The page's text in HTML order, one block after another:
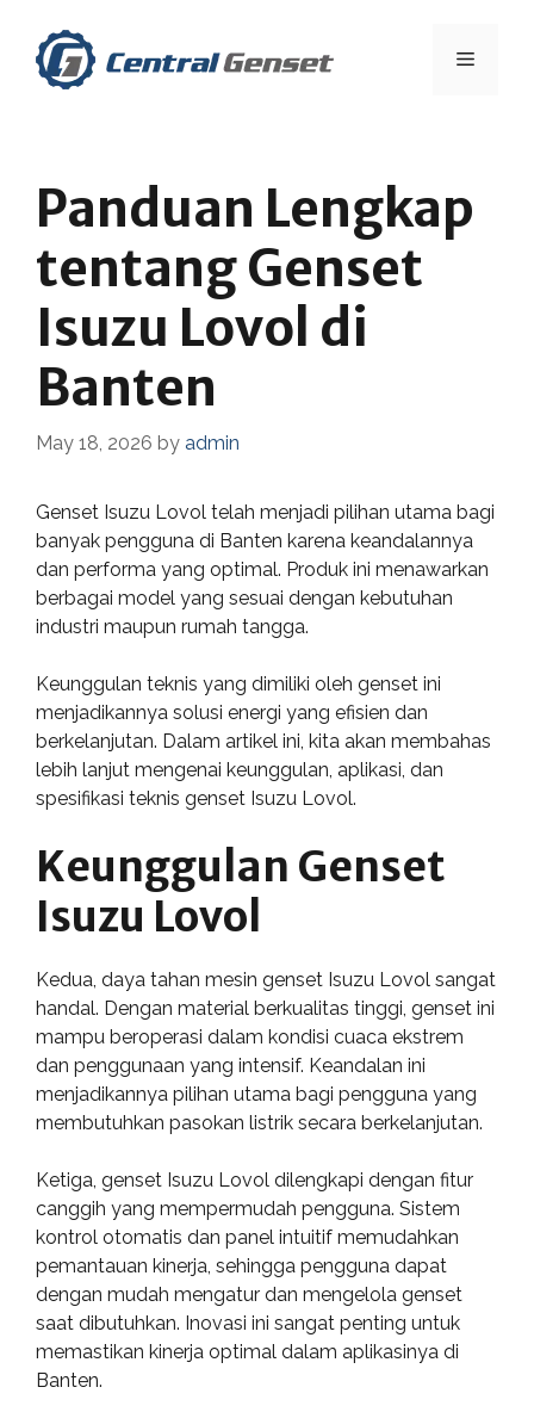
content
Menu
Panduan Lengkap
tentang Genset
Isuzu Lovol di
Banten
May 18, 2026 by admin
Genset Isuzu Lovol telah menjadi pilihan utama bagi
banyak pengguna di Banten karena keandalannya
dan performa yang optimal. Produk ini menawarkan
berbagai model yang sesuai dengan kebutuhan
industri maupun rumah tangga.
Keunggulan teknis yang dimiliki oleh genset ini
menjadikannya solusi energi yang efisien dan
berkelanjutan. Dalam artikel ini, kita akan membahas
lebih lanjut mengenai keunggulan, aplikasi, dan
spesifikasi teknis genset Isuzu Lovol.
Keunggulan Genset
Isuzu Lovol
Kedua, daya tahan mesin genset Isuzu Lovol sangat
handal. Dengan material berkualitas tinggi, genset ini
mampu beroperasi dalam kondisi cuaca ekstrem
dan penggunaan yang intensif. Keandalan ini
menjadikannya pilihan utama bagi pengguna yang
membutuhkan pasokan listrik secara berkelanjutan.
Ketiga, genset Isuzu Lovol dilengkapi dengan fitur
canggih yang mempermudah pengguna. Sistem
kontrol otomatis dan panel intuitif memudahkan
pemantauan kinerja, sehingga pengguna dapat
dengan mudah mengatur dan mengelola genset
saat dibutuhkan. Inovasi ini sangat penting untuk
memastikan kinerja optimal dalam aplikasinya di
Banten.